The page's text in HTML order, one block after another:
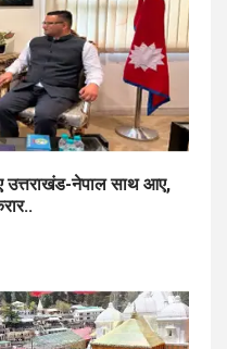
नेपाल साथ आए,